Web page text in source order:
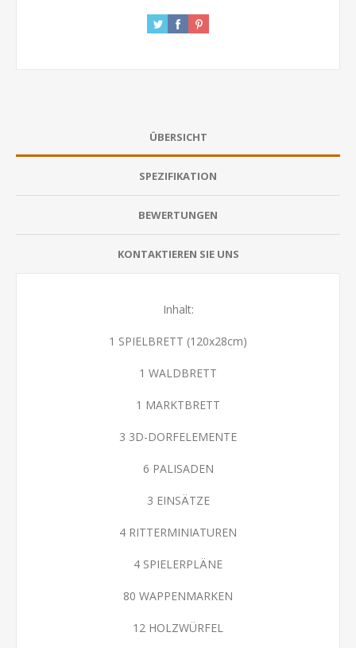
ÜBERSICHT
SPEZIFIKATION
BEWERTUNGEN
KONTAKTIEREN SIE UNS
Inhalt:
1 SPIELBRETT (120x28cm)
1 WALDBRETT
1 MARKTBRETT
3 3D-DORFELEMENTE
6 PALISADEN
3 EINSÄTZE
4 RITTERMINIATUREN
4 SPIELERPLÄNE
80 WAPPENMARKEN
12 HOLZWÜRFEL